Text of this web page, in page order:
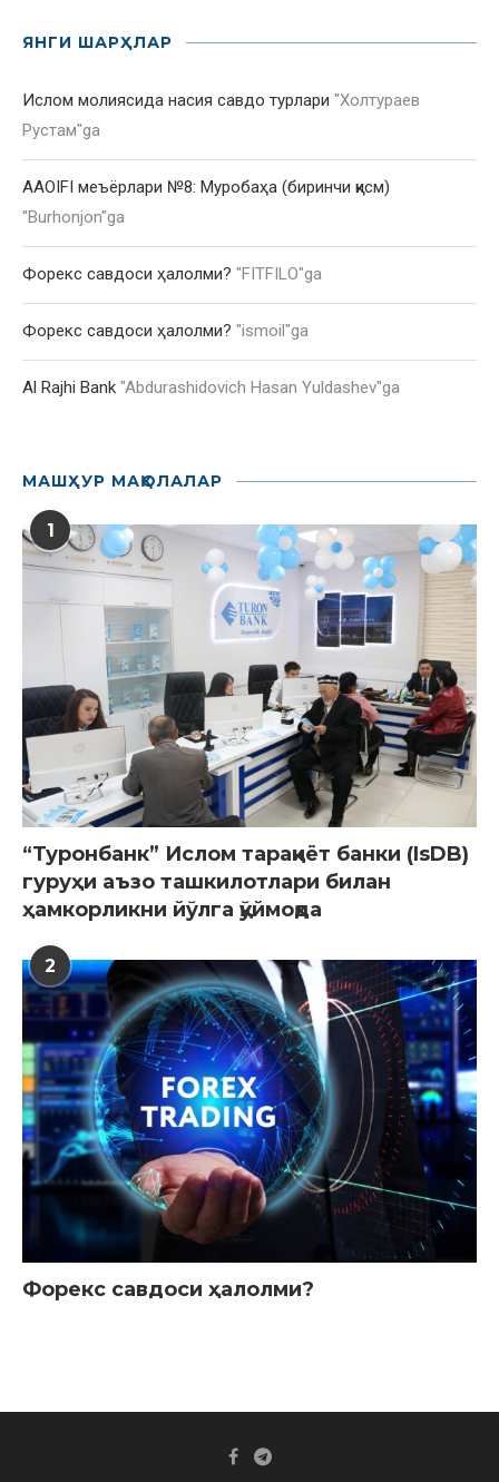
ЯНГИ ШАРҲЛАР
Ислом молиясида насия савдо турлари "Холтураев
Рустам"ga
AAOIFI меъёрлари №8: Муробаҳа (биринчи қисм)
"Burhonjon"ga
Форекс савдоси ҳалолми? "FITFILO"ga
Форекс савдоси ҳалолми? "ismoil"ga
Al Rajhi Bank "Abdurashidovich Hasan Yuldashev"ga
МАШҲУР МАҚОЛАЛАР
1
“Туронбанк” Ислом тараққиёт банки (IsDB)
гуруҳи аъзо ташкилотлари билан
ҳамкорликни йўлга қўймоқда
2
Форекс савдоси ҳалолми?